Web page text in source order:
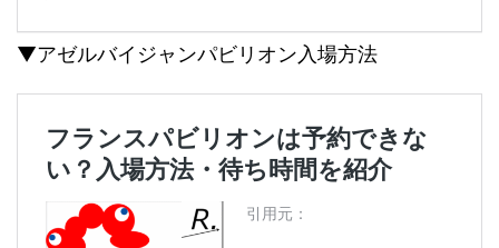
▼アゼルバイジャンパビリオン入場方法